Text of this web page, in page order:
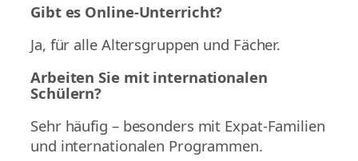
Gibt es Online-Unterricht?
Ja, für alle Altersgruppen und Fächer.
Arbeiten Sie mit internationalen
Schülern?
Sehr häufig – besonders mit Expat-Familien
und internationalen Programmen.